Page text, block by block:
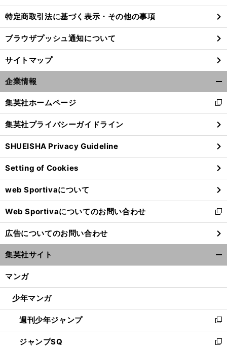
メ
、
.
.
.
特定商取引法に基づく表示・その他の事項
ブラウザプッシュ通知について
サイトマップ
企業情報
閉
る
集英社ホームページ
新
し
い
ウ
ィ
ン
ド
ウ
で
開
く
集英社プライバシーガイドライン
SHUEISHA Privacy Guideline
Setting of Cookies
web Sportivaについて
Web Sportivaについてのお問い合わせ
新
し
い
ウ
ィ
ン
ウ
開
く
広告についてのお問い合わせ
集英社サイト
マンガ
少年マンガ
週刊少年ジャンプ
新
し
い
ジャンプSQ
新